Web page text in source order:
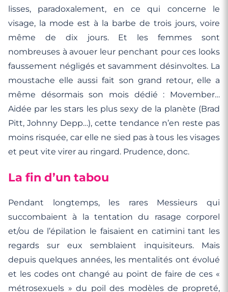
lisses, paradoxalement, en ce qui concerne le
visage, la mode est à la barbe de trois jours, voire
même de dix jours. Et les femmes sont
nombreuses à avouer leur penchant pour ces looks
faussement négligés et savamment désinvoltes. La
moustache elle aussi fait son grand retour, elle a
même désormais son mois dédié : Movember…
Aidée par les stars les plus sexy de la planète (Brad
Pitt, Johnny Depp…), cette tendance n’en reste pas
moins risquée, car elle ne sied pas à tous les visages
et peut vite virer au ringard. Prudence, donc.
La fin d’un tabou
Pendant longtemps, les rares Messieurs qui
succombaient à la tentation du rasage corporel
et/ou de l’épilation le faisaient en catimini tant les
regards sur eux semblaient inquisiteurs. Mais
depuis quelques années, les mentalités ont évolué
et les codes ont changé au point de faire de ces «
métrosexuels » du poil des modèles de propreté,